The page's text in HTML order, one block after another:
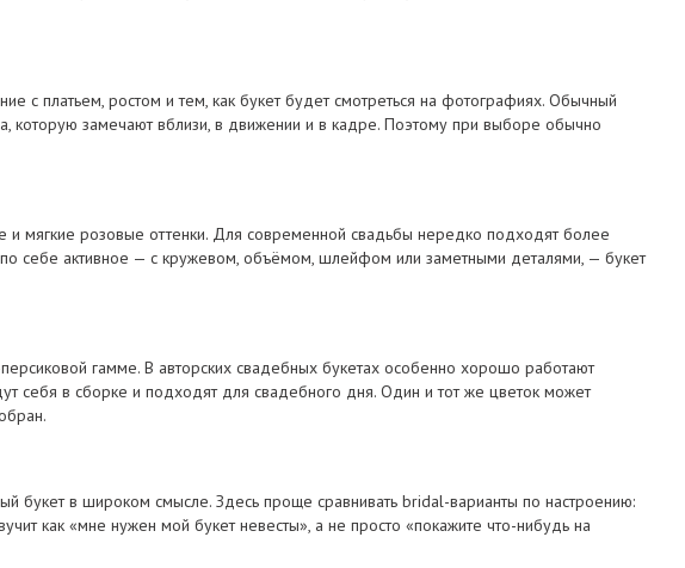
с платьем, ростом и тем, как букет будет смотреться на фотографиях. Обычный
которую замечают вблизи, в движении и в кадре. Поэтому при выборе обычно
мягкие розовые оттенки. Для современной свадьбы нередко подходят более
себе активное — с кружевом, объёмом, шлейфом или заметными деталями, — букет
гамме. В авторских свадебных букетах особенно хорошо работают
себя в сборке и подходят для свадебного дня. Один и тот же цветок может
букет в широком смысле. Здесь проще сравнивать bridal-варианты по настроению:
как «мне нужен мой букет невесты», а не просто «покажите что-нибудь на